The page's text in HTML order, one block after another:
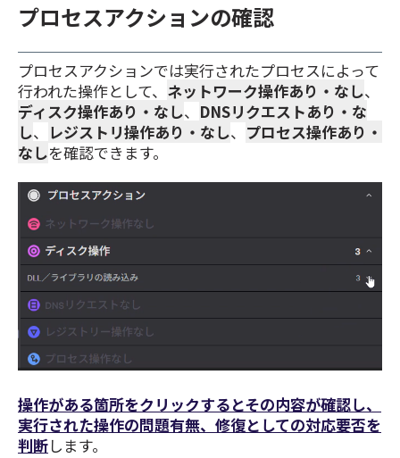
プロセスアクションの確認
プロセスアクションでは実行されたプロセスによって
行われた操作として、 ネットワーク操作あり・なし、
ディスク操作あり・なし、 DNSリクエストあり・な
し、 レジストリ操作あり・なし、 プロセス操作あり・
なしを確認できます。
操作がある箇所をクリックするとその内容が確認し、
実行された操作の問題有無、修復としての対応要否を
判断します。